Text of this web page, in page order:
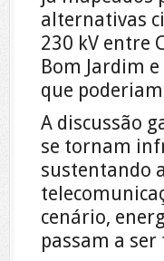
alternativas
230 kV entre
Bom Jardim
que
A discussão
se tornam
sustentando
cenário,
passam a